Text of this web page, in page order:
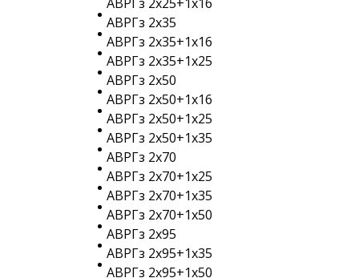
АВРГз 2х35
АВРГз 2х35+1х16
АВРГз 2х35+1х25
АВРГз 2х50
АВРГз 2х50+1х16
АВРГз 2х50+1х25
АВРГз 2х50+1х35
АВРГз 2х70
АВРГз 2х70+1х25
АВРГз 2х70+1х35
АВРГз 2х70+1х50
АВРГз 2х95
АВРГз 2х95+1х35
АВРГз 2х95+1х50